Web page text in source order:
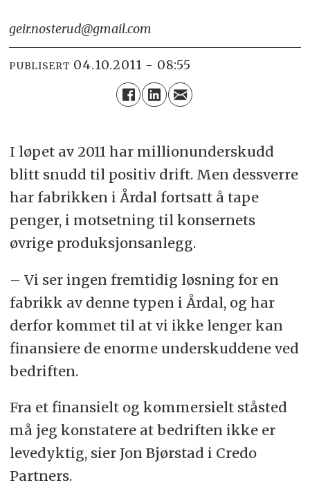
geir.nosterud@gmail.com
PUBLISERT 04.10.2011 - 08:55
I løpet av 2011 har millionunderskudd
blitt snudd til positiv drift. Men dessverre
har fabrikken i Årdal fortsatt å tape
penger, i motsetning til konsernets
øvrige produksjonsanlegg.
– Vi ser ingen fremtidig løsning for en
fabrikk av denne typen i Årdal, og har
derfor kommet til at vi ikke lenger kan
finansiere de enorme underskuddene ved
bedriften.
Fra et finansielt og kommersielt ståsted
må jeg konstatere at bedriften ikke er
levedyktig, sier Jon Bjørstad i Credo
Partners.